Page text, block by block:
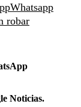
Whatsapp
robar
Noticias.